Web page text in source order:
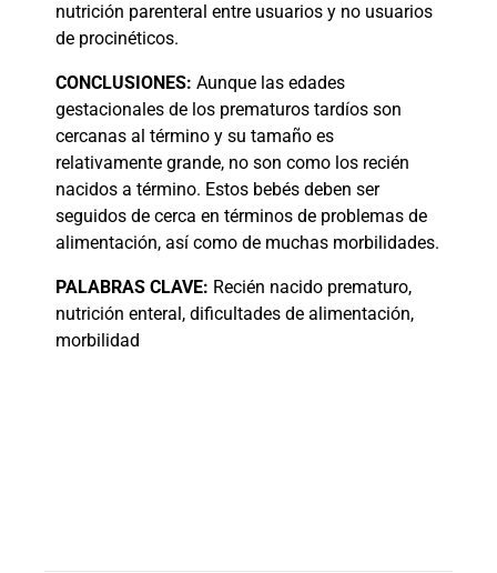
nutrición parenteral entre usuarios y no usuarios
de procinéticos.
CONCLUSIONES: Aunque las edades
gestacionales de los prematuros tardíos son
cercanas al término y su tamaño es
relativamente grande, no son como los recién
nacidos a término. Estos bebés deben ser
seguidos de cerca en términos de problemas de
alimentación, así como de muchas morbilidades.
PALABRAS CLAVE: Recién nacido prematuro,
nutrición enteral, dificultades de alimentación,
morbilidad